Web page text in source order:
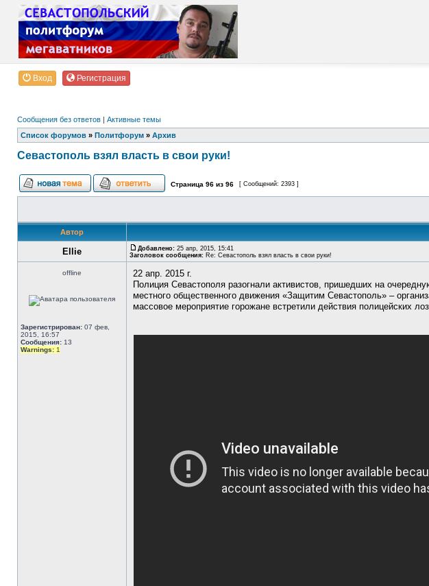
Вход Регистрация
Сообщения без ответов | Активные темы
Список форумов » Политфорум » Архив
Севастополь взял власть в свои руки!
Страница 96 из 96 [ Сообщений: 2393 ]
Автор
Ellie Добавлено: 25 апр, 2015, 15:41
Заголовок сообщения: Re: Севастополь взял власть в свои руки!
offline
Зарегистрирован: 07 фев,
2015, 16:57
Сообщения: 13
Warnings: 1
22 апр. 2015 г.
Полиция Севастополя разогнали активистов, пришедших на
местного общественного движения «Защитим Севастополь» –
массовое мероприятие горожане встретили действия полицейских